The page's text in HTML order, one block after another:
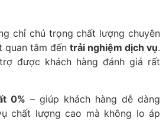
chỉ chú trọng chất lượng chuyên
quan tâm đến trải nghiệm dịch vụ.
được khách hàng đánh giá rất
0% – giúp khách hàng dễ dàng
chất lượng cao mà không lo áp